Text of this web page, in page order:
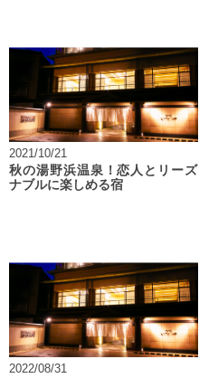
2021/10/21
秋の湯野浜温泉！恋人とリーズ
ナブルに楽しめる宿
2022/08/31